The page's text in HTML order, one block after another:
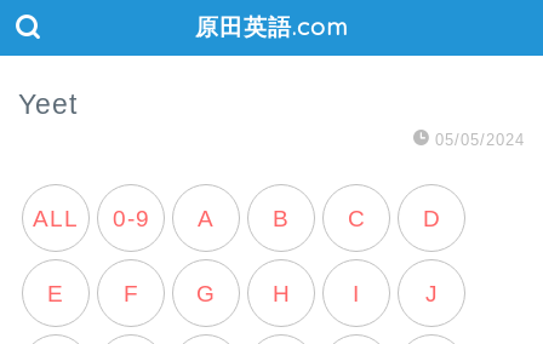
原田英語.com
Yeet
05/05/2024
ALL 0-9 A B C D
E F G H I J